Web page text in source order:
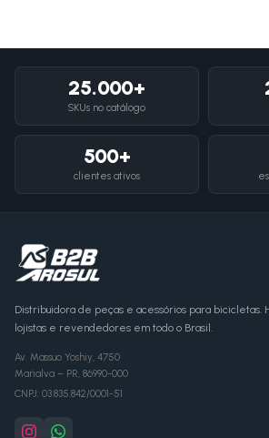
25.000+
SKUs no catálogo
500+
clientes ativos
Distribuidora de peças e acessórios para bicicletas.
lojistas e revendedores em todo o Brasil.
Av. Massuo Yoshiy, 4750
Marialva – PR, 86990-000
CNPJ: 03.835.842/0001-51